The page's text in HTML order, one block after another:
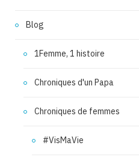
Blog
1Femme, 1 histoire
Chroniques d'un Papa
Chroniques de femmes
#VisMaVie